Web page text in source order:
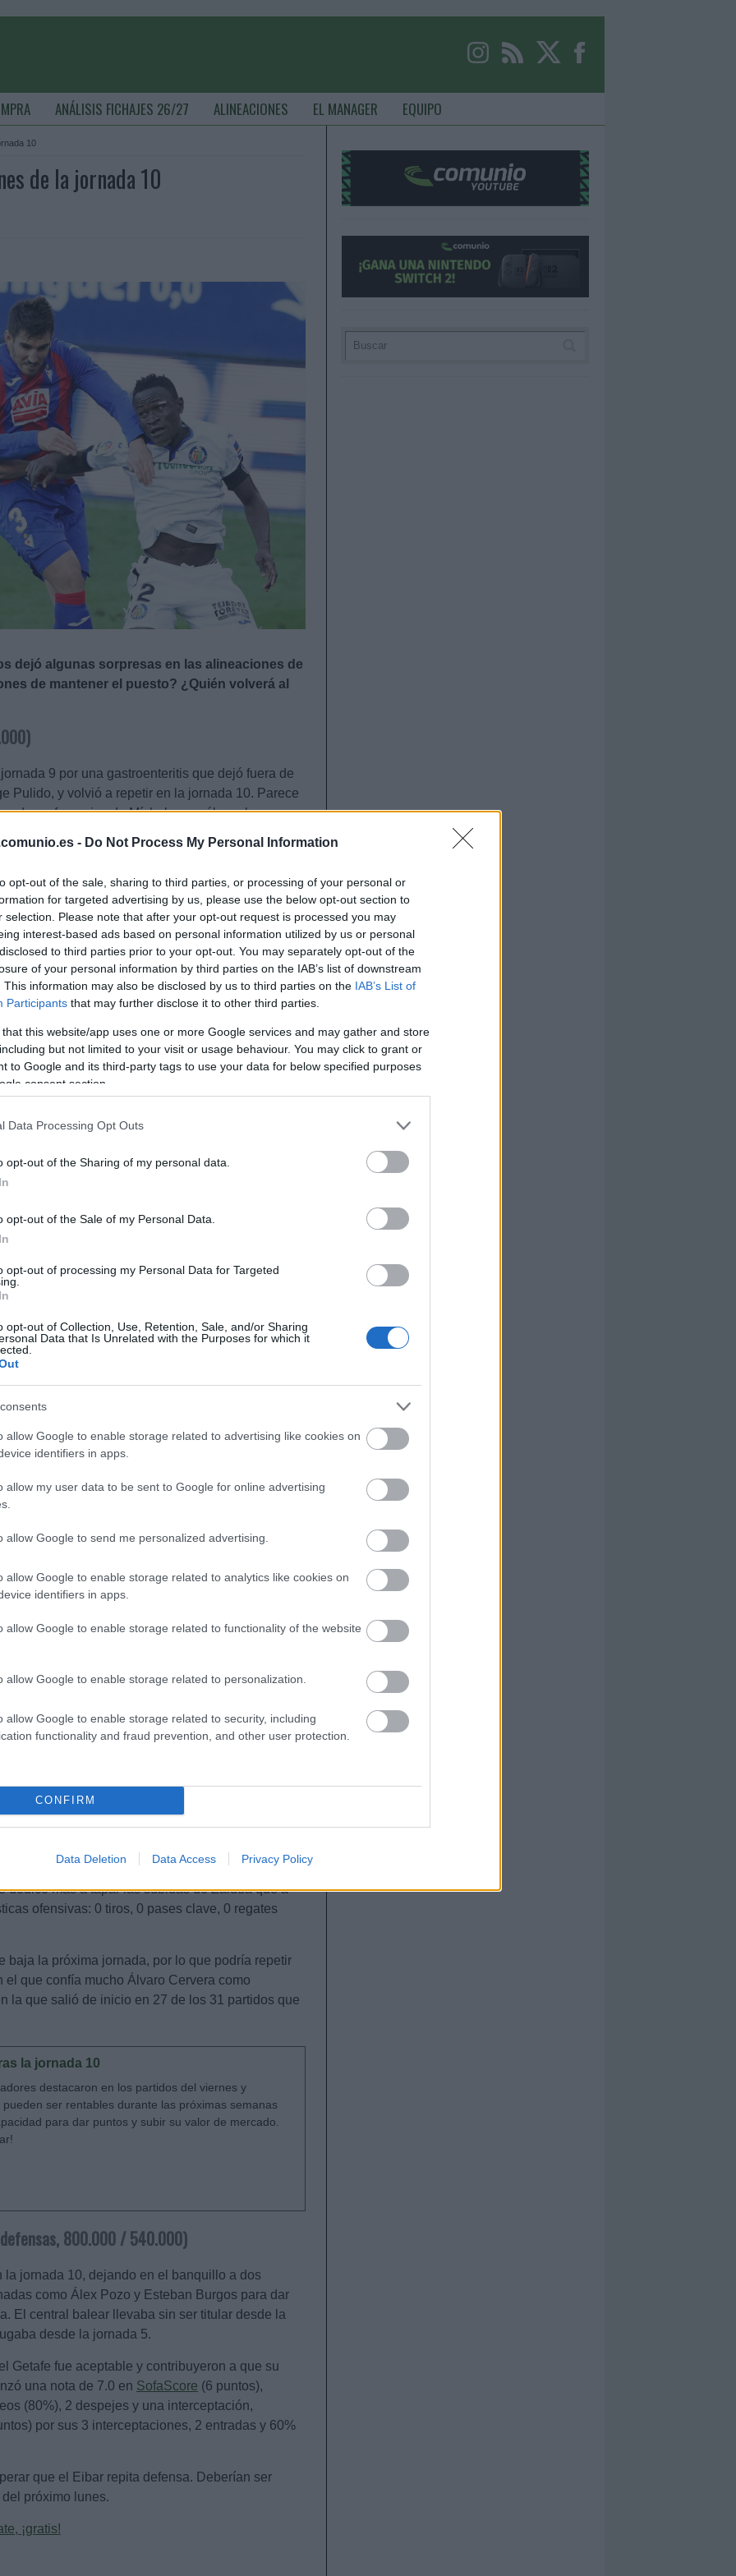
- Do Not Process My Personal Information
opt-out of the sale, sharing to third parties, or processing of your personal or
for targeted advertising by us, please use the below opt-out section to
selection. Please note that after your opt-out request is processed you may
interest-based ads based on personal information utilized by us or personal
to third parties prior to your opt-out. You may separately opt-out of the
of your personal information by third parties on the IAB’s list of downstream
This information may also be disclosed by us to third parties on the IAB’s List of
Participants that may further disclose it to other third parties.
that this website/app uses one or more Google services and may gather and store
but not limited to your visit or usage behaviour. You may click to grant or
to Google and its third-party tags to use your data for below specified purposes
consent section.
Data Processing Opt Outs
opt-out of the Sharing of my personal data.
opt-out of the Sale of my Personal Data.
opt-out of processing my Personal Data for Targeted
opt-out of Collection, Use, Retention, Sale, and/or Sharing
Data that Is Unrelated with the Purposes for which it
allow Google to enable storage related to advertising like cookies on
identifiers in apps.
allow my user data to be sent to Google for online advertising
allow Google to send me personalized advertising.
allow Google to enable storage related to analytics like cookies on
identifiers in apps.
allow Google to enable storage related to functionality of the website
allow Google to enable storage related to personalization.
allow Google to enable storage related to security, including
functionality and fraud prevention, and other user protection.
CONFIRM
Data Deletion Data Access Privacy Policy
ANÁLISIS FICHAJES 26/27 ALINEACIONES EL MANAGER EQUIPO
10
de la jornada 10
dejó algunas sorpresas en las alineaciones de
de mantener el puesto? ¿Quién volverá al
9 por una gastroenteritis que dejó fuera de
Pulido, y volvió a repetir en la jornada 10. Parece
de preferencias de Míchel y con él en el campo,
la sangría defensiva, encajando 2 goles en
los tres encuentros anteriores).
en la segunda parte para repeler los
10 despejes a centros laterales que le sitúan
por partido (5.0) aunque sólo ha jugado
la defensa en el encuentro de la próxima
el puesto de titular.
jornada 10
sustituidos, sancionados o sin minutos en la
Estos cinco jugadores no parecen buenas
a corto plazo y puede ser buen momento para
550.000)
vez en la temporada en el encuentro que
el que fuera canterano del Real Madrid,
tuvo impacto en el partido.
su aportación consistió en 2 tiros fuera, un
en 33 toques de balón, con 13 pases
en SofaScore (2 puntos Comunio).
que Paco López le mande de nuevo al
Vukcevic en la alineación titular.
470.000)
oportunidad de inicio al extremo en el partido ante
de la temporada. Fue sustituido en el
que estuvo en el campo destacó por dar pase
No aprovechó su oportunidad y lo normal es
jornadas.
defensa para el Barça
perdió a Piqué y Sergi Roberto por lesión en el
de la jornada ante el Atlético y aumentan sus
sábado.
410.000)
provocaron que Álvaro Cervera cambiara su
Sociedad, jugando con Malbasic como punta y
Izquierdo fue titular en uno de los extremos.
dedicó más a tapar las subidas de Zaldua que a
ofensivas: 0 tiros, 0 pases clave, 0 regates
baja la próxima jornada, por lo que podría repetir
que confía mucho Álvaro Cervera como
la que salió de inicio en 27 de los 31 partidos que
la jornada 10
destacaron en los partidos del viernes y
pueden ser rentables durante las próximas semanas
para dar puntos y subir su valor de mercado.
800.000 / 540.000)
jornada 10, dejando en el banquillo a dos
como Álex Pozo y Esteban Burgos para dar
El central balear llevaba sin ser titular desde la
desde la jornada 5.
Getafe fue aceptable y contribuyeron a que su
una nota de 7.0 en SofaScore (6 puntos),
(80%), 2 despejes y una interceptación,
por sus 3 interceptaciones, 2 entradas y 60%
que el Eibar repita defensa. Deberían ser
próximo lunes.
¡gratis!